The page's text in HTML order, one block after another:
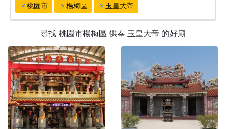
桃園市 楊梅區 玉皇大帝
尋找桃園市楊梅區 供奉 玉皇大帝 的好廟